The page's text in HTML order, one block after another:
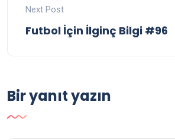
Next Post
Futbol İçin İlginç Bilgi #96
Bir yanıt yazın